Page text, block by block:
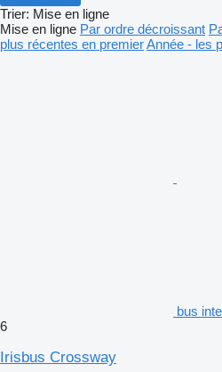
Trier: Mise en ligne
Mise en ligne Par ordre décroissant
plus récentes en premierAnnée - les
bus
6
Irisbus Crossway